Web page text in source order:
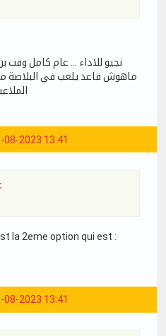
نجيو للاداء … عام كامل وقت
ماهوش قاعد يلعب في البلاصة
08-2023 13:41
la 2eme option qui est :
08-2023 13:41